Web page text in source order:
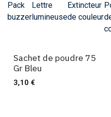
Pack
buzzer
Lettre
lumineuse
Extincteur
de couleur
Ventes
Sachet de poudre 75
Gr Bleu
3,10 €